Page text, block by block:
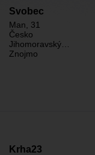
Svobec
Man , 31
Česko
Jihomoravský…
Znojmo
Krha23